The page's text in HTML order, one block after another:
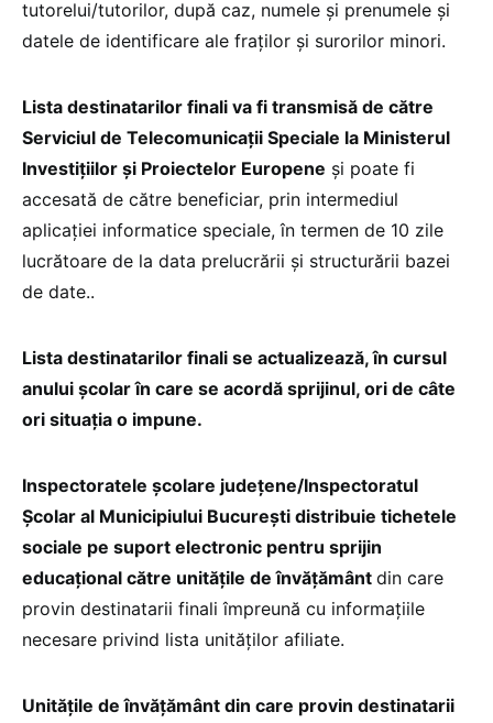
tutorelui/tutorilor, după caz, numele și prenumele și
datele de identificare ale fraților și surorilor minori.
Lista destinatarilor finali va fi transmisă de către
Serviciul de Telecomunicații Speciale la Ministerul
Investițiilor și Proiectelor Europene și poate fi
accesată de către beneficiar, prin intermediul
aplicației informatice speciale, în termen de 10 zile
lucrătoare de la data prelucrării și structurării bazei
de date..
Lista destinatarilor finali se actualizează, în cursul
anului școlar în care se acordă sprijinul, ori de câte
ori situația o impune.
Inspectoratele școlare județene/Inspectoratul
Școlar al Municipiului București distribuie tichetele
sociale pe suport electronic pentru sprijin
educațional către unitățile de învățământ din care
provin destinatarii finali împreună cu informațiile
necesare privind lista unităților afiliate.
Unitățile de învățământ din care provin destinatarii